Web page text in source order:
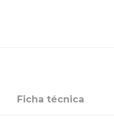
Ficha técnica